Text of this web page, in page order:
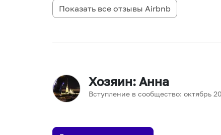
Показать все отзывы Airbnb
Хозяин: Анна
Вступление в сообщество: октябрь